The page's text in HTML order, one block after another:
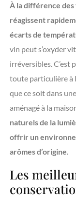
À la différence des
réagissent
écarts de
vin peut s’oxyder
irréversibles.
toute particulière à
que ce soit dans
aménagé à la
naturels de la
offrir un
arômes d’origine.
Les